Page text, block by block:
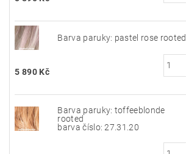
Barva paruky: pastel rose rooted
5 890 Kč
Barva paruky: toffeeblonde
rooted
barva číslo: 27.31.20